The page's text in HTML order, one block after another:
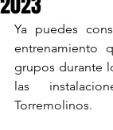
Ya puedes
entrenamiento
grupos durante
las
Torremolinos.